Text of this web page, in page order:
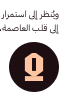
ويُنظر إلى
إلى قلب